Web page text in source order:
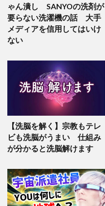
ゃん潰し SANYOの洗剤が
要らない洗濯機の話 大手
メディアを信用してはいけ
ない
【洗脳を解く】宗教もテレ
ビも洗脳がうまい 仕組み
が分かると洗脳解けます